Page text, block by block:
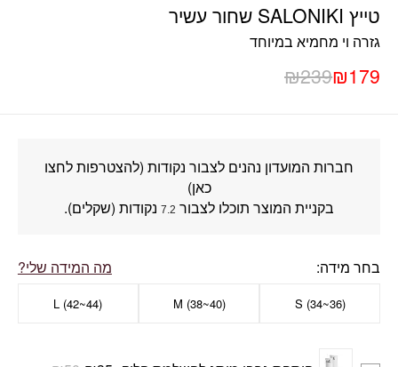
טייץ SALONIKI שחור עשיר
גזרה וי מחמיא במיוחד
₪239₪179
בחר מידה מה המידה שלי?
(S (34~36
M (38~40)
L (42~44)
חברות המועדון נהנים לצבור נקודות (להצטרפות לחצו
כאן)
בקניית המוצר תוכלו לצבור 7.2 נקודות (שקלים).